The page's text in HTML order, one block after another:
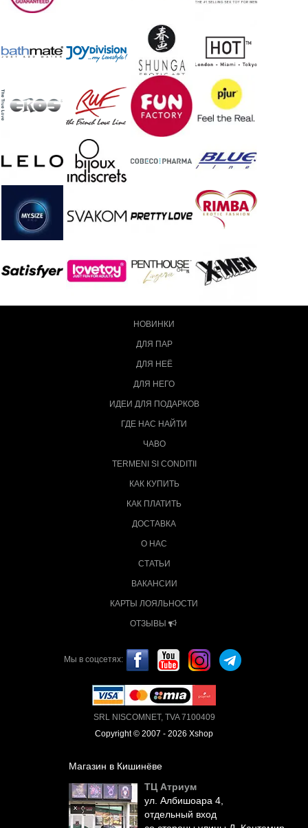
НОВИНКИ
ДЛЯ ПАР
ДЛЯ НЕЁ
ДЛЯ НЕГО
ИДЕИ ДЛЯ ПОДАРКОВ
ГДЕ НАС НАЙТИ
ЧАВО
TERMENI SI CONDITII
КАК КУПИТЬ
КАК ПЛАТИТЬ
ДОСТАВКА
О НАС
СТАТЬИ
ВАКАНСИИ
КАРТЫ ЛОЯЛЬНОСТИ
ОТЗЫВЫ
Мы в соцсетях:
SRL NISCOMNET, TVA 7100409
Copyright © 2007 - 2026 Xshop
Магазин в Кишинёве
ТЦ Атриум
ул. Албишоара 4,
отдельный вход